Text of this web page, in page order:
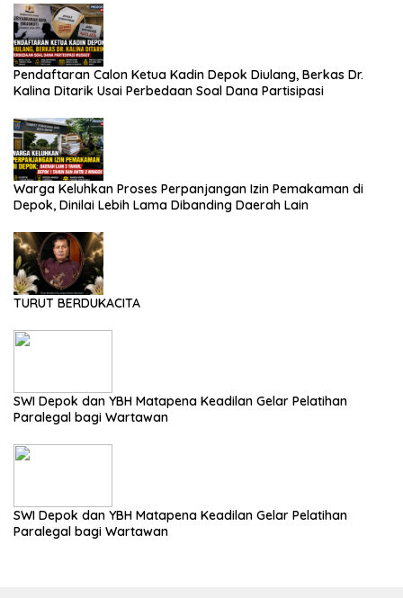
Pendaftaran Calon Ketua Kadin Depok Diulang, Berkas Dr.
Kalina Ditarik Usai Perbedaan Soal Dana Partisipasi
Warga Keluhkan Proses Perpanjangan Izin Pemakaman di
Depok, Dinilai Lebih Lama Dibanding Daerah Lain
TURUT BERDUKACITA
SWI Depok dan YBH Matapena Keadilan Gelar Pelatihan
Paralegal bagi Wartawan
SWI Depok dan YBH Matapena Keadilan Gelar Pelatihan
Paralegal bagi Wartawan